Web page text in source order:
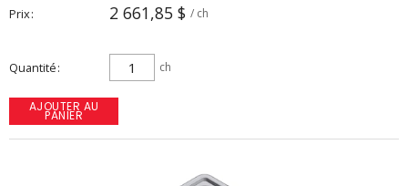
Prix 2 661,85 $ / ch
Quantité ch
AJOUTER AU
PANIER